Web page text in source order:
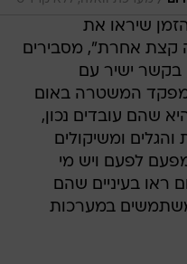
שיראו את
קצת אחרת", מסבירים
בקשר ישיר עם
מפקד המשטרה באום
שהם עובדים נכון,
ומשיקולים
לפעם ויש מי
ראו בעיניים שהם
במערכות